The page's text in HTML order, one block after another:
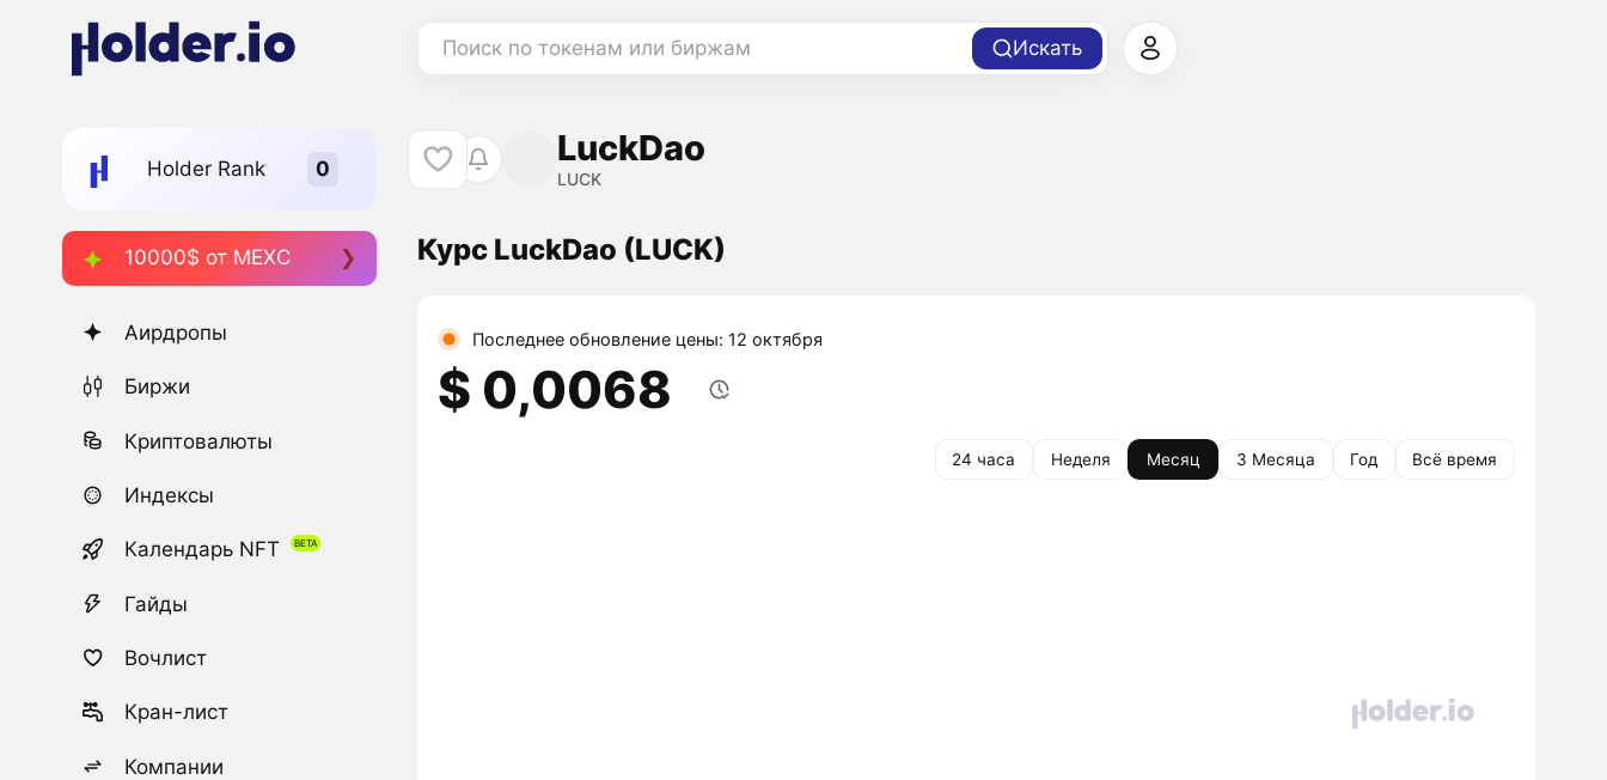
Поиск по токенам или биржам Искать
Holder Rank
10000$ от MEXC
Аирдропы
Биржи
Криптовалюты
Индексы
Календарь NFT
Гайды
Вочлист
Кран-лист
Компании
LuckDao
LUCK
Курс LuckDao (LUCK)
Последнее обновление цены: 12 октября
$ 0,0068
24 часа Неделя Месяц 3 Месяца Год Всё время